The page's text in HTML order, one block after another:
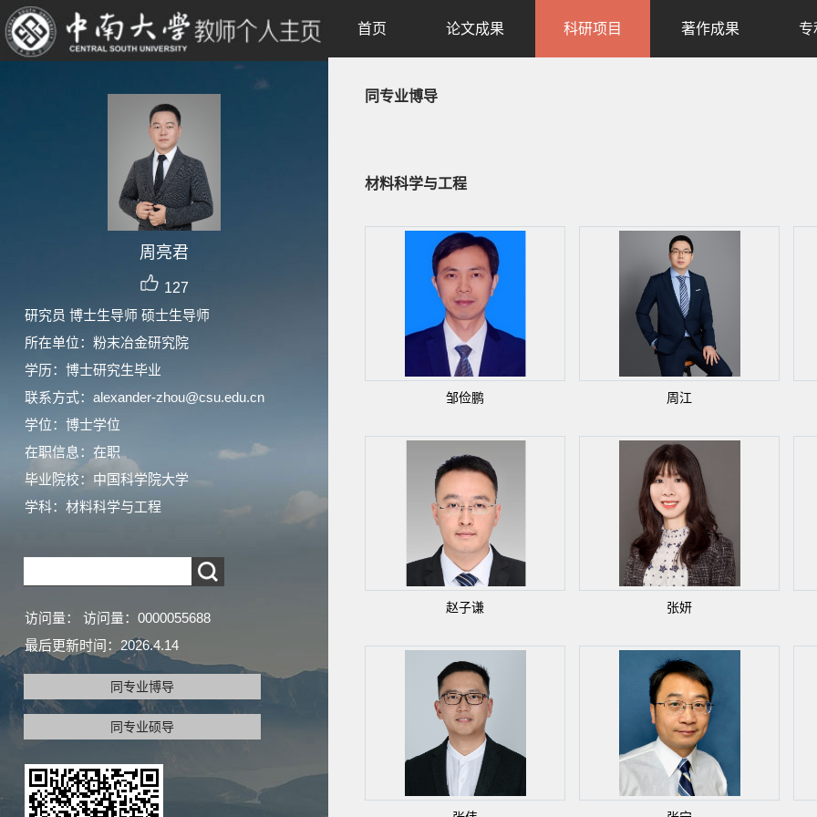
周亮君
127
研究员 博士生导师 硕士生导师
所在单位：粉末冶金研究院
学历：博士研究生毕业
联系方式：alexander-zhou@csu.edu.cn
学位：博士学位
在职信息：在职
毕业院校：中国科学院大学
学科：材料科学与工程
访问量： 访问量： 0000055688
最后更新时间： 2026.4.14
同专业博导
同专业硕导
首页 论文成果 科研项目 著作成果 专
同专业博导
材料科学与工程
邹俭鹏 周江
赵子谦 张妍